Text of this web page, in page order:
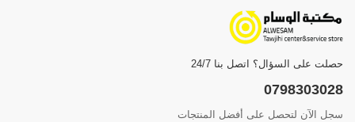
حصلت على السؤال؟ اتصل بنا 24/7
0798303028
سجل الآن لتحصل على أفضل المنتجات